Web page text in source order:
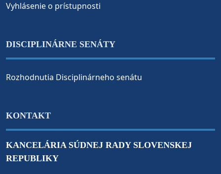
Vyhlásenie o prístupnosti
DISCIPLINÁRNE SENÁTY
Rozhodnutia Disciplinárneho senátu
KONTAKT
KANCELÁRIA SÚDNEJ RADY SLOVENSKEJ
REPUBLIKY